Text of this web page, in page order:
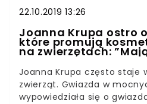
22.10.2019 13:26
Joanna Krupa ostro
które promują
na zwierzętach:
zwierząt na rękach!”
Joanna Krupa często staje
zwierząt. Gwiazda w
wypowiedziała się o